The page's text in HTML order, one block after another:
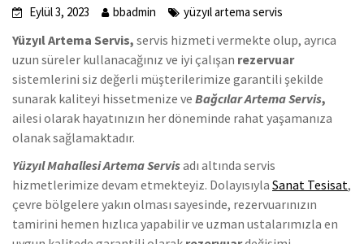
Eylül 3, 2023 bbadmin yüzyıl artema servis
Yüzyıl Artema Servis, servis hizmeti vermekte olup, ayrıca
uzun süreler kullanacağınız ve iyi çalışan rezervuar
sistemlerini siz değerli müşterilerimize garantili şekilde
sunarak kaliteyi hissetmenize ve Bağcılar Artema Servis,
ailesi olarak hayatınızın her döneminde rahat yaşamanıza
olanak sağlamaktadır.
Yüzyıl Mahallesi Artema Servisadı altında servis
hizmetlerimize devam etmekteyiz. Dolayısıyla Sanat Tesisat,
çevre bölgelere yakın olması sayesinde, rezervuarınızın
tamirini hemen hızlıca yapabilir ve uzman ustalarımızla en